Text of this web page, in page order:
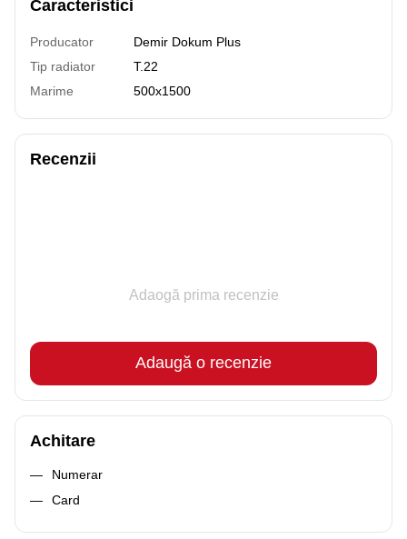
Caracteristici
Producator
Demir Dokum Plus
Tip radiator
T.22
Marime
500x1500
Recenzii
Adaogă prima recenzie
Adaugă o recenzie
Achitare
Numerar
Card